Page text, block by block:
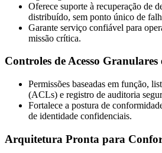
Oferece suporte à recuperação de
distribuído, sem ponto único de
Garante serviço confiável para
missão crítica.
Controles de Acesso Granulares
Permissões baseadas em função,
(ACLs) e registro de auditoria
Fortalece a postura de
de identidade confidenciais.
Arquitetura Pronta para